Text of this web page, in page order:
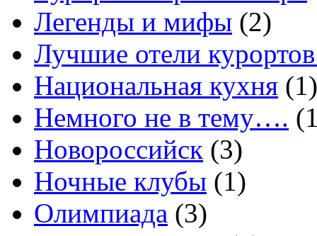
Легенды и мифы (2)
Лучшие отели
Национальная кухня (1)
Немного не в тему….
Новороссийск (3)
Ночные клубы (1)
Олимпиада (3)